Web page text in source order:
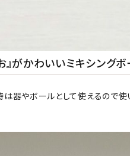
』がかわいいミキシング
は器やボールとして使えるので